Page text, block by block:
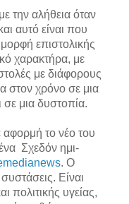
την αλήθεια όταν
αυτό είναι που
επιστολικής
χαρακτήρα, με
με διάφορους
στον χρόνο σε μια
σε μια δυστοπία.
αφορμή το νέο του
Σχεδόν ημι-
. Ο
Eίναι
πολιτικής υγείας,